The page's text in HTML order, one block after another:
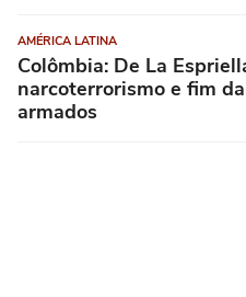
AMÉRICA LATINA
Colômbia: De La
narcoterrorismo e fim
armados